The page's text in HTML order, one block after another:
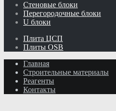
Стеновые блоки
Перегородочные блоки
U блоки
Плита ЦСП
Плиты OSB
Главная
Строительные материалы
Реагенты
Контакты